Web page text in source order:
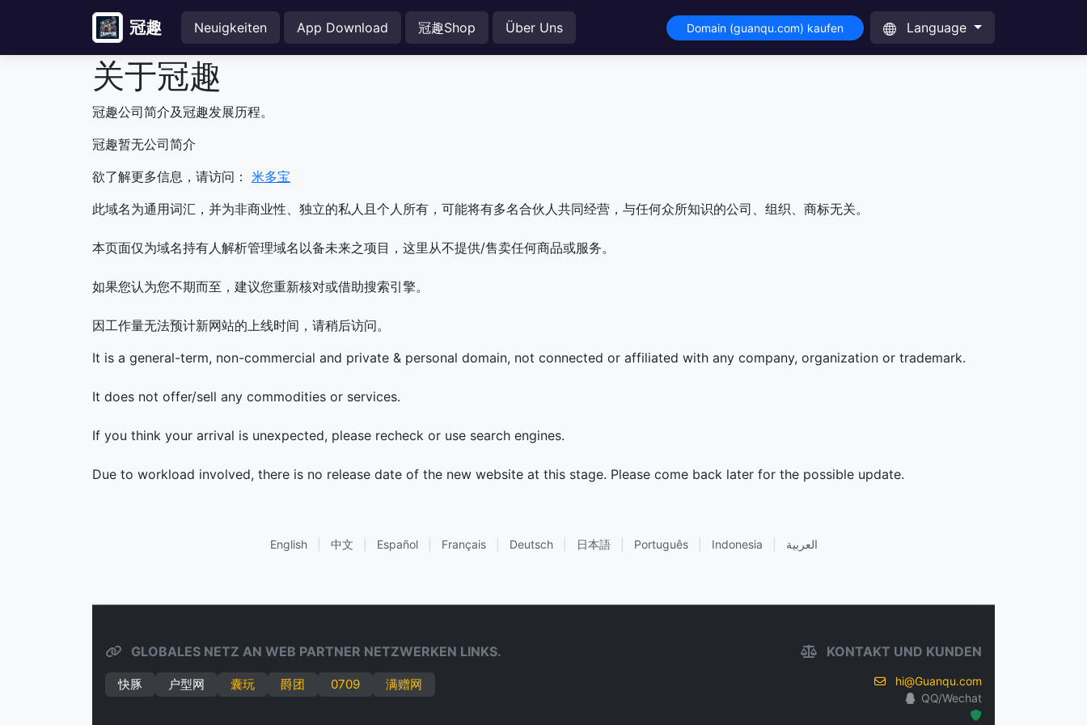
冠趣 Neuigkeiten App Download 冠趣Shop Über Uns Domain (guanqu.com) kaufen Language
关于冠趣
冠趣公司简介及冠趣发展历程。
冠趣暂无公司简介
欲了解更多信息，请访问： 米多宝
此域名为通用词汇，并为非商业性、独立的私人且个人所有，可能将有多名合伙人共同经营，与任何众所知识的公司、组织、商标无关。
本页面仅为域名持有人解析管理域名以备未来之项目，这里从不提供/售卖任何商品或服务。
如果您认为您不期而至，建议您重新核对或借助搜索引擎。
因工作量无法预计新网站的上线时间，请稍后访问。
It is a general-term, non-commercial and private & personal domain, not connected or affiliated with any company, organization or trademark.
It does not offer/sell any commodities or services.
If you think your arrival is unexpected, please recheck or use search engines.
Due to workload involved, there is no release date of the new website at this stage. Please come back later for the possible update.
English 中文 Español Français Deutsch 日本語 Português Indonesia العربية
GLOBALES NETZ AN WEB PARTNER NETZWERKEN LINKS.
快豚 户型网 囊玩 爵团 0709 满赠网
KONTAKT UND KUNDEN
hi@Guanqu.com
QQ/Wechat